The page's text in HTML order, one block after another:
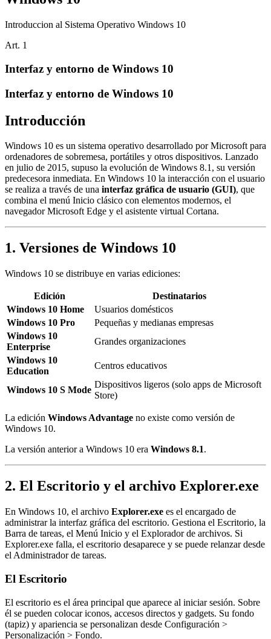
Introduccion al Sistema Operativo Windows 10
Art. 1
Interfaz y entorno de Windows 10
Interfaz y entorno de Windows 10
Introducción
Windows 10 es un sistema operativo desarrollado por Microsoft para
ordenadores de sobremesa, portátiles y otros dispositivos. Lanzado
en julio de 2015, supuso la evolución de Windows 8.1, su versión
predecesora inmediata. En Windows 10 la interacción con el usuario
se realiza a través de una interfaz gráfica de usuario (GUI), que
combina el menú Inicio clásico con elementos modernos, el
navegador Microsoft Edge y el asistente virtual Cortana.
1. Versiones de Windows 10
Windows 10 se distribuye en varias ediciones:
Edición
Destinatarios
Windows 10 Home
Usuarios domésticos
Windows 10 Pro
Pequeñas y medianas empresas
Windows 10
Enterprise
Grandes organizaciones
Windows 10
Education
Centros educativos
Windows 10 S Mode
Dispositivos ligeros (solo apps de Microsoft
Store)
La edición Windows Advantage no existe como versión de
Windows 10.
La versión anterior a Windows 10 era Windows 8.1.
2. El Escritorio y el archivo Explorer.exe
En Windows 10, el archivo Explorer.exe es el encargado de
administrar la interfaz gráfica del escritorio. Gestiona el Escritorio, la
Barra de tareas, el Menú Inicio y el Explorador de archivos. Si
Explorer.exe falla, el escritorio desaparece y se puede relanzar desde
el Administrador de tareas.
El Escritorio
El escritorio es el área principal que aparece al iniciar sesión. Sobre
él se pueden colocar iconos, accesos directos y gadgets. Su fondo
(tapiz) y apariencia se personalizan desde Configuración >
Personalización > Fondo.